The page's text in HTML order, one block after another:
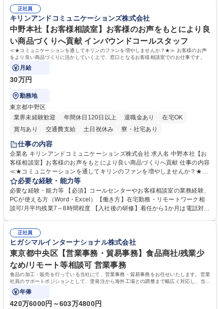
募集職種 【大阪・京都・滋賀】営業事務 ※未経験可
えて、お客様や社員の状況に合わせ、能動的なサポート、改善の動きも期
待され。組織を支えるスペシャリストとして、チームに貢献し、結果的に
社員から頼られる存在になることができます。平均19:30の退勤以降の業
務の持ち帰りも禁止されており、メリハリのある働き方となります。 学
歴・資格 学歴：大学院 大学 高専 短大 語学力： 資格：
正社員
キリンアンドコミュニケーションズ株式会社
中野本社【お客様相談室】お客様のお声をもとにより良
い商品づくりへ貢献 インバウンドコールスタッフ
≪★コミュニケーションを通してキリンのファンを増やしませんか？★≫ お客様のお声
をより良い商品づくりに活かしていく上で、窓口となるお客様相談室でのお仕事です。
月給
30万円
勤務地
東京都中野区
業界未経験歓迎
年間休日120日以上 退職金あり
在宅OK
賞与あり
交通費支給 土日祝休み 寮・社宅あり
仕事の内容
企業名 キリンアンドコミュニケーションズ株式会社 求人名 中野本社【お
客様相談室】お客様のお声をもとにより良い商品づくりへ貢献 仕事の内容
≪★コミュニケーションを通してキリンのファンを増やしませんか？★≫
お客様のお声をより良い商品づくりに活かしていく上で、窓口となるお客
様相談室でのお仕事です。 日々お客様からいただくキリングループへのご
意見を、企業活動に活かしています。お客様からの声に迅速かつ誠意をも
って対応、情報提供するとともにグループ内活動に反映しています。 【具
平均100件前後■メール・手紙：同上40件前後 募集職種 中野本社【お客様
相談室】お客様のお声をもとにより良い商品づくりへ貢献
必要な経験・能力等
必要な経験・能力等 【必須】コールセンターやお客様相談室の業務経験、
PCが使える方（Word・Excel）【働き方】在宅勤務・リモートワーク相
談可/月平均残業7～8時間程度 【入社後の研修】着任から1か月は電話対応
すのでご安心ください。 【当社について】キリングループの広報機能を担
う会社として、お客様との出会いを大切にし、磨き上げたホスピタリティ
を込めてコミュニケーションをとりながら広報関連業務を行っておりま
す。 学歴・資格 学歴：大学院 大学 高専 短大 専修学校 高校 語学力： 資
格：
正社員
ヒガシマルインターナショナル株式会社
東京都中央区【営業事務・貿易事務】食品商社/残業少
なめ/リモート等相談可 営業事務
食品の加工・販売を行っている当社にて、営業事務・貿易事務をお任せいたします。営業
社員のサポートポジションとして、受発注から海外工場との調整まで幅広く対応し、当社
事業の根幹を支えていただきます。
年俸
420万6000円～603万4800円